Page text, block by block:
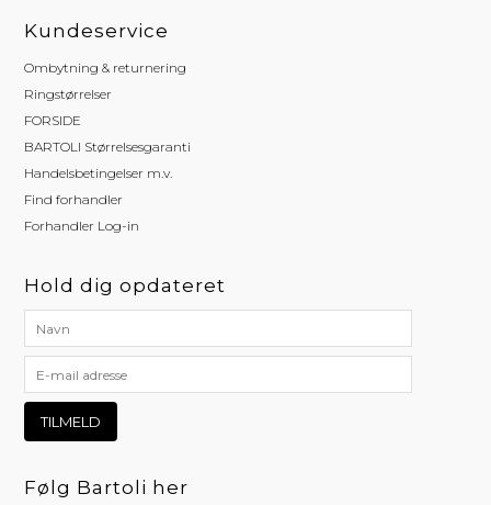
Kundeservice
Ombytning & returnering
Ringstørrelser
FORSIDE
BARTOLI Størrelsesgaranti
Handelsbetingelser m.v.
Find forhandler
Forhandler Log-in
Hold dig opdateret
Følg Bartoli her